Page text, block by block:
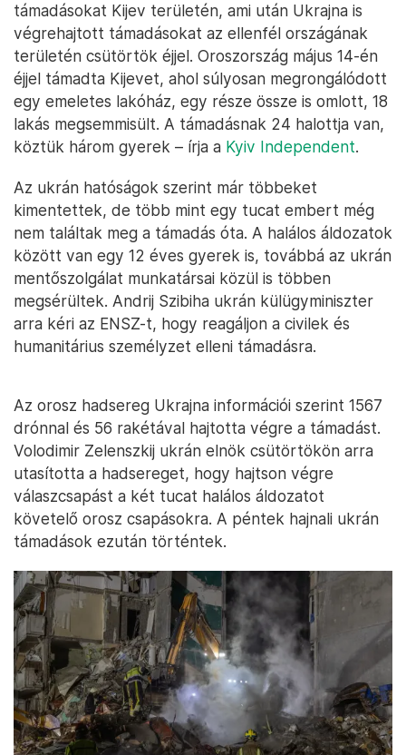
támadásokat Kijev területén, ami után Ukrajna is
végrehajtott támadásokat az ellenfél országának
területén csütörtök éjjel. Oroszország május 14-én
éjjel támadta Kijevet, ahol súlyosan megrongálódott
egy emeletes lakóház, egy része össze is omlott, 18
lakás megsemmisült. A támadásnak 24 halottja van,
köztük három gyerek – írja a Kyiv Independent.
Az ukrán hatóságok szerint már többeket
kimentettek, de több mint egy tucat embert még
nem találtak meg a támadás óta. A halálos áldozatok
között van egy 12 éves gyerek is, továbbá az ukrán
mentőszolgálat munkatársai közül is többen
megsérültek. Andrij Szibiha ukrán külügyminiszter
arra kéri az ENSZ-t, hogy reagáljon a civilek és
humanitárius személyzet elleni támadásra.
Az orosz hadsereg Ukrajna információi szerint 1567
drónnal és 56 rakétával hajtotta végre a támadást.
Volodimir Zelenszkij ukrán elnök csütörtökön arra
utasította a hadsereget, hogy hajtson végre
válaszcsapást a két tucat halálos áldozatot
követelő orosz csapásokra. A péntek hajnali ukrán
támadások ezután történtek.